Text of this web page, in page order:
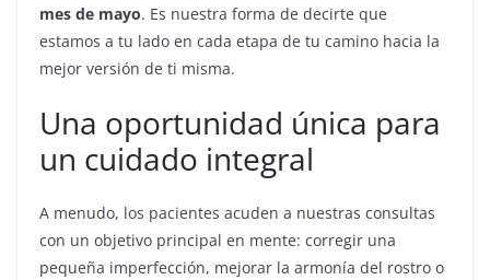
mes de mayo. Es nuestra forma de decirte que
estamos a tu lado en cada etapa de tu camino hacia la
mejor versión de ti misma.
Una oportunidad única para
un cuidado integral
A menudo, los pacientes acuden a nuestras consultas
con un objetivo principal en mente: corregir una
pequeña imperfección, mejorar la armonía del rostro o